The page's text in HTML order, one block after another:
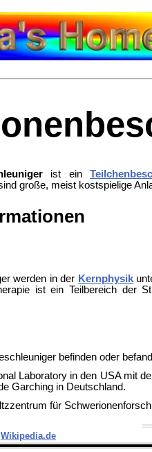
ist ein
große, meist kostspielige
werden in der Kernphysik
ist ein Teilbereich der
befinden oder
Laboratory in den USA mit
Garching in Deutschland.
für
Wikipedia.de